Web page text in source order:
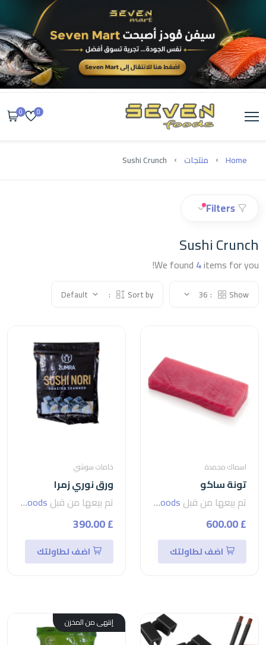
0
0
Home منتجات Sushi Crunch
Filters
Sushi Crunch
We found 4items for you!
Show:
36
Sort by:
Default
اسماك مجمدة
تونة ساكو
تم بيعها من قبل seven foods
£ 600.00
اضف لطاولتك
خامات سوشي
ورق نوري زمرا
تم بيعها من قبل seven foods
£ 390.00
اضف لطاولتك
إنتهى من المخزن